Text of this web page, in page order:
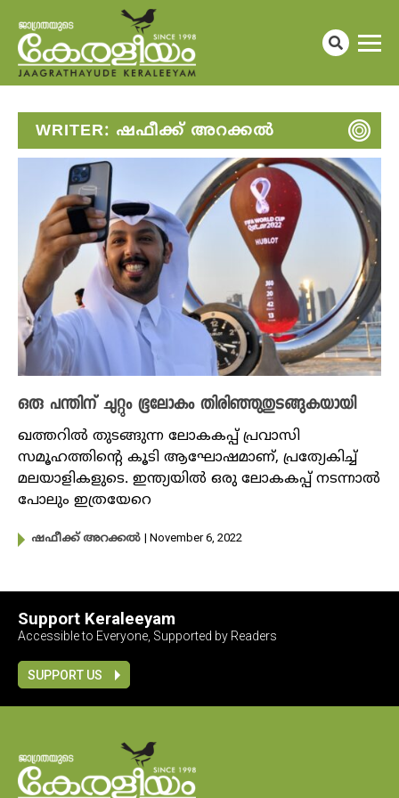
WRITER: ഷഫീക്ക് അറക്കൽ
ഒരു പന്തിന് ചുറ്റും ഭൂലോകം തിരിഞ്ഞുതുടങ്ങുകയായി
ഖത്തറിൽ തുടങ്ങുന്ന ലോകകപ്പ് പ്രവാസി
സമൂഹത്തിന്റെ കൂടി ആഘോഷമാണ്, പ്രത്യേകിച്ച്
മലയാളികളുടെ. ഇന്ത്യയിൽ ഒരു ലോകകപ്പ്‌ നടന്നാൽ
പോലും ഇത്രയേറെ
ഷഫീക്ക് അറക്കൽ | November 6, 2022
Support Keraleeyam
Accessible to Everyone, Supported by Readers
SUPPORT US